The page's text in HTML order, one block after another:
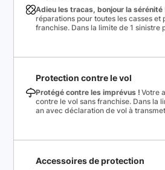
Adieu les tracas, bonjour la sérénité
réparations pour toutes les casses et
franchise. Dans la limite de 1 sinistre
Protection contre le vol
Protégé contre les imprévus ! Votre
contre le vol sans franchise. Dans la
an avec déclaration de vol à
Accessoires de protection